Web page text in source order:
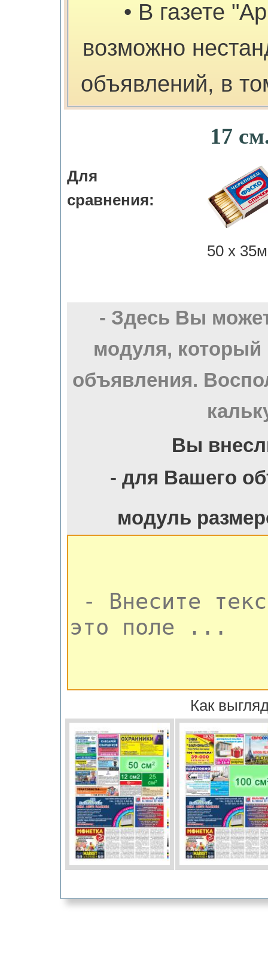
• В газете
возможно
объявлений, в
Для
сравнения:
17
50 х
- Здесь Вы
модуля, который
объявления.
Вы
- для Вашего
модуль
Как